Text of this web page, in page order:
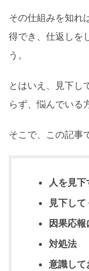
その仕組みを知れ
得でき、仕返しを
う。
とはいえ、見下し
らず、悩んでいる
そこで、この記事
人を見
見下し
因果応
対処法
意識して